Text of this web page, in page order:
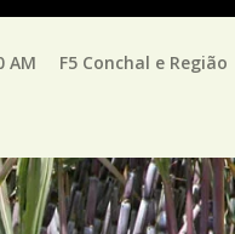
AM F5 Conchal e Região